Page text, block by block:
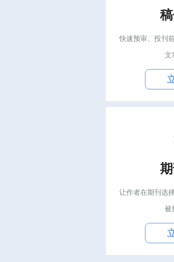
快速预审、投刊
文
让作者在期刊选
被